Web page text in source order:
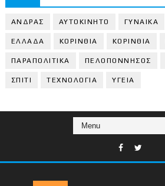
ΑΝΔΡΑΣ ΑΥΤΟΚΙΝΗΤΟ ΓΥΝΑΙΚΑ
ΕΛΛΑΔΑ ΚΟΡΙΝΘΙΑ ΚΟΡΙΝΘΙA
ΠΑΡΑΠΟΛΙΤΙΚΑ ΠΕΛΟΠΟΝΝΗΣΟΣ
ΣΠΙΤΙ ΤΕΧΝΟΛΟΓΙΑ ΥΓΕΙΑ